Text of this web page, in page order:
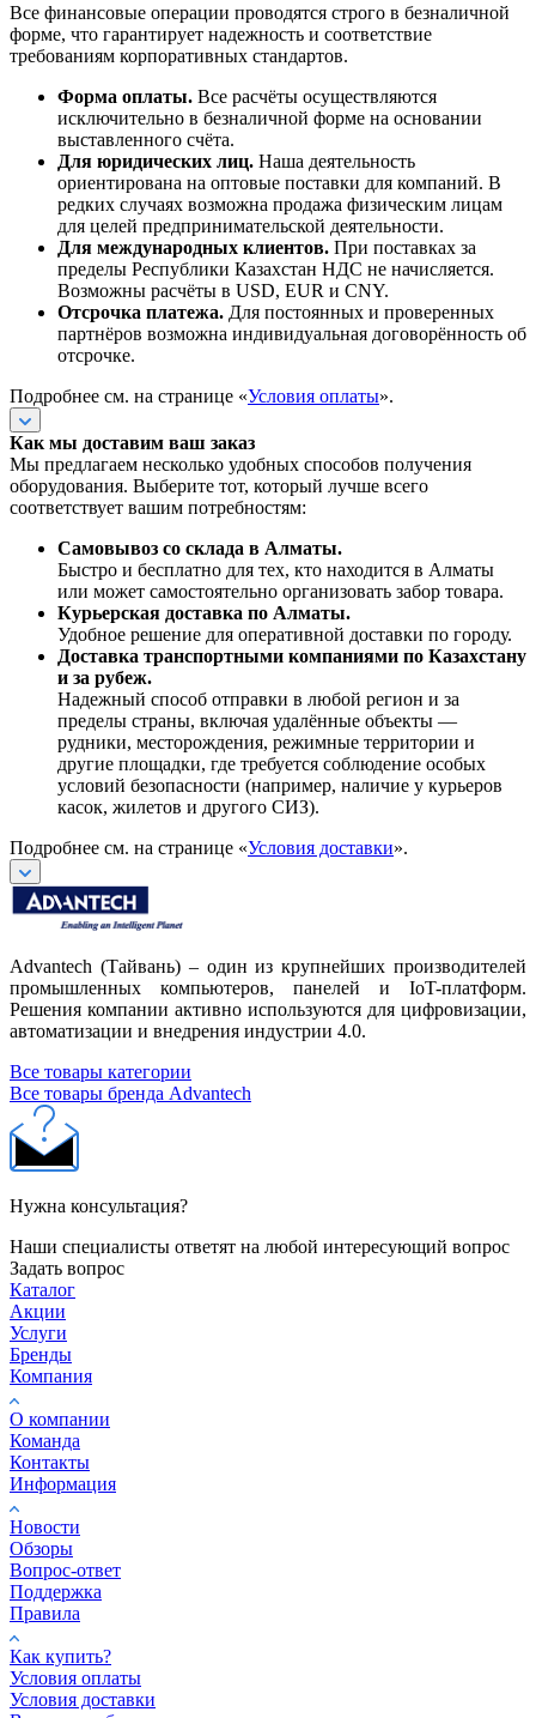
Все финансовые операции проводятся строго в безналичной
форме, что гарантирует надежность и соответствие
требованиям корпоративных стандартов.
Форма оплаты. Все расчёты осуществляются
исключительно в безналичной форме на основании
выставленного счёта.
Для юридических лиц. Наша деятельность
ориентирована на оптовые поставки для компаний. В
редких случаях возможна продажа физическим лицам
для целей предпринимательской деятельности.
Для международных клиентов. При поставках за
пределы Республики Казахстан НДС не начисляется.
Возможны расчёты в USD, EUR и CNY.
Отсрочка платежа. Для постоянных и проверенных
партнёров возможна индивидуальная договорённость об
отсрочке.
Подробнее см. на странице «Условия оплаты».
Как мы доставим ваш заказ
Мы предлагаем несколько удобных способов получения
оборудования. Выберите тот, который лучше всего
соответствует вашим потребностям:
Самовывоз со склада в Алматы.
Быстро и бесплатно для тех, кто находится в Алматы
или может самостоятельно организовать забор товара.
Курьерская доставка по Алматы.
Удобное решение для оперативной доставки по городу.
Доставка транспортными компаниями по Казахстану
и за рубеж.
Надежный способ отправки в любой регион и за
пределы страны, включая удалённые объекты —
рудники, месторождения, режимные территории и
другие площадки, где требуется соблюдение особых
условий безопасности (например, наличие у курьеров
касок, жилетов и другого СИЗ).
Подробнее см. на странице «Условия доставки».
Advantech (Тайвань) – один из крупнейших производителей
промышленных компьютеров, панелей и IoT-платформ.
Решения компании активно используются для цифровизации,
автоматизации и внедрения индустрии 4.0.
Все товары категории
Все товары бренда Advantech
Нужна консультация?
Наши специалисты ответят на любой интересующий вопрос
Задать вопрос
Каталог
Акции
Услуги
Бренды
Компания
О компании
Команда
Контакты
Информация
Новости
Обзоры
Вопрос-ответ
Поддержка
Правила
Как купить?
Условия оплаты
Условия доставки